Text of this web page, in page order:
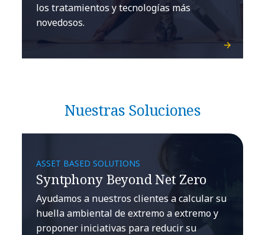
los tratamientos y tecnologías más
novedosos.
Nuestras Soluciones
ASSET BASED SOLUTIONS
Syntphony Beyond Net Zero
Ayudamos a nuestros clientes a calcular su
huella ambiental de extremo a extremo y
proponer iniciativas para reducir su